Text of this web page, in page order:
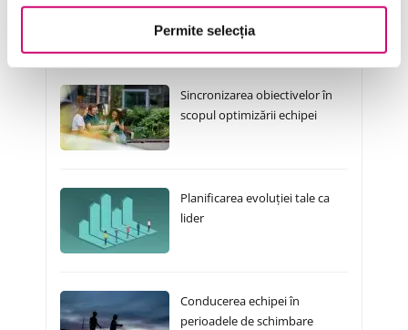
Permite selecția
Cursuri Similare
Sincronizarea obiectivelor în
scopul optimizării echipei
Planificarea evoluției tale ca
lider
Conducerea echipei în
perioadele de schimbare